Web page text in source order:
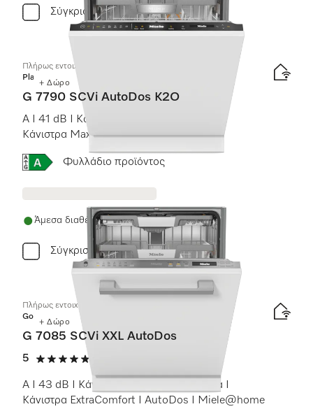
Σύγκριση
+ Δώρο
Πλήρως εντοιχιζόμενα πλυντήρια πιάτων
Platinum
G 7790 SCVi AutoDos K2O
A I 41 dB I Κάνιστρο για μαχαιροπίρουνα I
Κάνιστρα MaxiComfort I Knock2open I
Online Label Flag, Ενεργειακή ετικέτα
Φυλλάδιο προϊόντος
Άμεσα διαθέσιμο
Σύγκριση
+ Δώρο
Πλήρως εντοιχιζόμενο πλυντήριο πιάτων XXL
Gold
G 7085 SCVi XXL AutoDos
5
5 αστέρια από 5
A I 43 dB I Κάνιστρο για μαχαιροπίρουνα I
Κάνιστρα ExtraComfort I AutoDos I Miele@home